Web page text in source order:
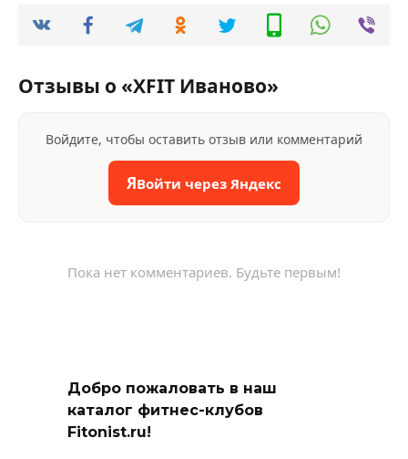
Отзывы о «XFIT Иваново»
Войдите, чтобы оставить отзыв или комментарий
ЯВойти через Яндекс
Пока нет комментариев. Будьте первым!
Добро пожаловать в наш
каталог фитнес-клубов
Fitonist.ru!